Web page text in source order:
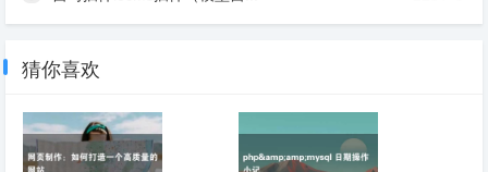
猜你喜欢